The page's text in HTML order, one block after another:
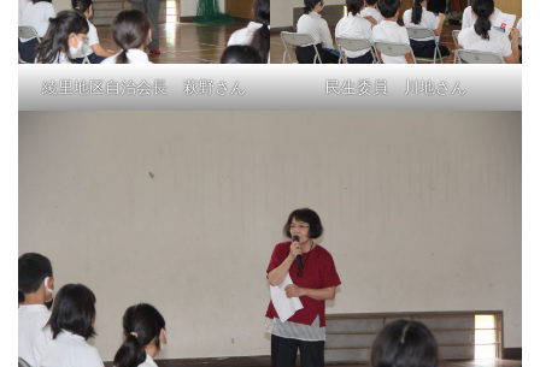
綾里地区自治会長 萩野さん 民生委員 川地さん